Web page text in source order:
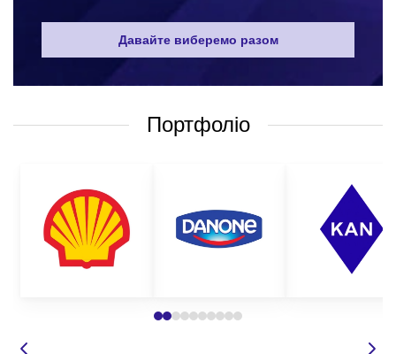
складно визначити універсальний набір засобів захисту, який
би підійшов в усіх сферах. Але найпоширенішими варіантами
страхувальні карабіни;
Все це лише невеликий перелік того, чим можна убезпечити
ваших працівників від травмування на робочому місці. На
нашому сайті представлений широкий асортимент засобів
захисту для різних цілей та груп застосування.
Де замовити якісні лямкови пояси
Давайте виберемо разом
Портфоліо